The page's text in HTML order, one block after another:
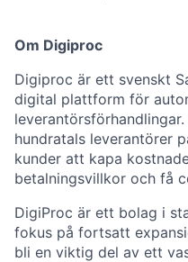
Om Digiproc
Digiproc är ett svenskt
digital plattform för
hundratals leverantörer
kunder att kapa
betalningsvillkor och få
DigiProc är ett bolag i
fokus på fortsatt
bli en viktig del av ett